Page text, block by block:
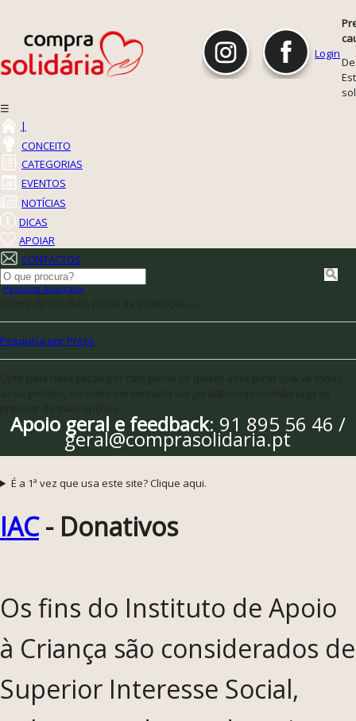
Login
☰
|
CONCEITO
CATEGORIAS
EVENTOS
NOTÍCIAS
DICAS
APOIAR
CONTACTOS
Pesquisa Avançada
Pesquisa por Preço
Apoio geral e feedback: 91 895 56 46 /
geral@comprasolidaria.pt
É a 1ª vez que usa este site? Clique aqui.
IAC- Donativos
Os fins do Instituto de Apoio
à Criança são considerados de
Superior Interesse Social,